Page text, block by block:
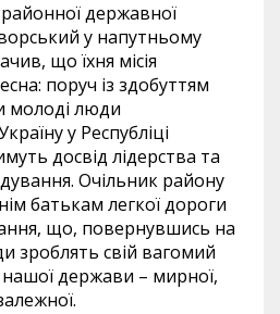
державної
у напутньому
що їхня місія
поруч із здобуттям
молоді люди
у Республіці
досвід лідерства та
Очільник району
батькам легкої дороги
що, повернувшись на
зроблять свій вагомий
держави – мирної,